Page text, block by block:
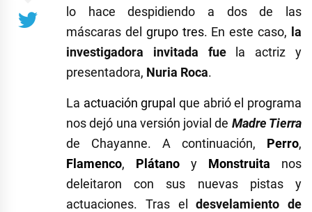
lo hace despidiendo a dos de las
máscaras del grupo tres. En este caso, la
investigadora invitada fuela actriz y
presentadora, Nuria Roca.
La actuación grupal que abrió el programa
nos dejó una versión jovial de Madre Tierra
de Chayanne. A continuación, Perro,
Flamenco, Plátano y Monstruita nos
deleitaron con sus nuevas pistas y
actuaciones. Tras eldesvelamiento de